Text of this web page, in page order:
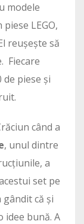
modele
piese LEGO,
reușește să
Fiecare
piese și
când a
, unul dintre
a
set pe
gândit că și
idee bună. A